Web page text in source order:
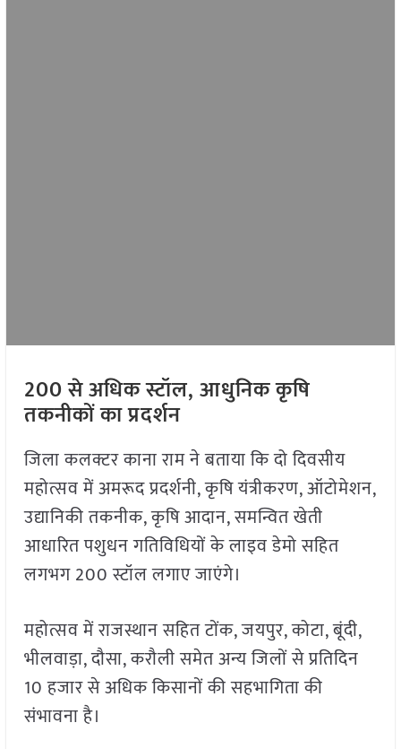
200 से अधिक स्टॉल, आधुनिक कृषि
तकनीकों का प्रदर्शन
जिला कलक्टर काना राम ने बताया कि दो दिवसीय
महोत्सव में अमरूद प्रदर्शनी, कृषि यंत्रीकरण, ऑटोमेशन,
उद्यानिकी तकनीक, कृषि आदान, समन्वित खेती
आधारित पशुधन गतिविधियों के लाइव डेमो सहित
लगभग 200 स्टॉल लगाए जाएंगे।
महोत्सव में राजस्थान सहित टोंक, जयपुर, कोटा, बूंदी,
भीलवाड़ा, दौसा, करौली समेत अन्य जिलों से प्रतिदिन
10 हजार से अधिक किसानों की सहभागिता की
संभावना है।